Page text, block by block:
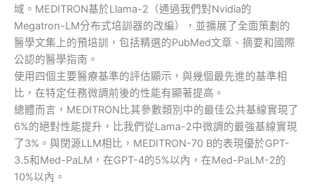
域。MEDITRON基於Llama-2（通過我們對Nvidia的
Megatron-LM分布式培訓器的改編），並擴展了全面策劃的
醫學文集上的預培訓，包括精選的PubMed文章、摘要和國際
公認的醫學指南。
使用四個主要醫療基準的評估顯示，與幾個最先進的基準相
比，在特定任務微調前後的性能有顯著提高。
總體而言，MEDITRON比其參數類別中的最佳公共基線實現了
6%的絕對性能提升，比我們從Lama-2中微調的最強基線實現
了3%。與閉源LLM相比，MEDITRON-70 B的表現優於GPT-
3.5和Med-PaLM，在GPT-4的5%以內，在Med-PaLM-2的
10%以內。